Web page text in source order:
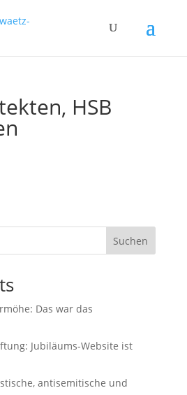
HSB
Suchen
Das war das
Jubiläums-Website ist
antisemitische und